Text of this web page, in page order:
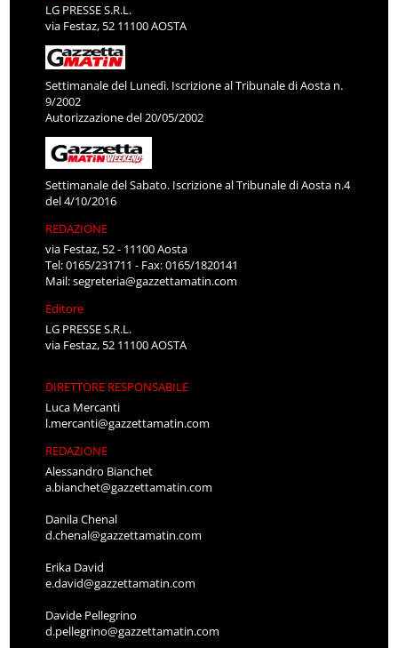
LG PRESSE S.R.L.
via Festaz, 52 11100 AOSTA
Settimanale del Lunedì. Iscrizione al Tribunale di Aosta n.
9/2002
Autorizzazione del 20/05/2002
Settimanale del Sabato. Iscrizione al Tribunale di Aosta n.4
del 4/10/2016
REDAZIONE
via Festaz, 52 - 11100 Aosta
Tel: 0165/231711 - Fax: 0165/1820141
Mail:segreteria@gazzettamatin.com
Editore
LG PRESSE S.R.L.
via Festaz, 52 11100 AOSTA
DIRETTORE RESPONSABILE
Luca Mercanti
l.mercanti@gazzettamatin.com
REDAZIONE
Alessandro Bianchet
a.bianchet@gazzettamatin.com
Danila Chenal
d.chenal@gazzettamatin.com
Erika David
e.david@gazzettamatin.com
Davide Pellegrino
d.pellegrino@gazzettamatin.com